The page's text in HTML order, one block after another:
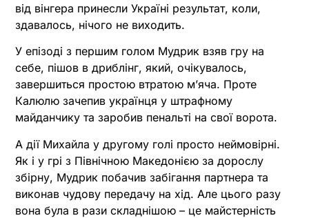
від вінгера принесли Україні результат, коли,
здавалось, нічого не виходить.
У епізоді з першим голом Мудрик взяв гру на
себе, пішов в дриблінг, який, очікувалось,
завершиться простою втратою м’яча. Проте
Калюлю зачепив українця у штрафному
майданчику та заробив пенальті на свої ворота.
А дії Михайла у другому голі просто неймовірні.
Як і у грі з Північною Македонією за дорослу
збірну, Мудрик побачив забігання партнера та
виконав чудову передачу на хід. Але цього разу
вона була в рази складнішою – це майстерність